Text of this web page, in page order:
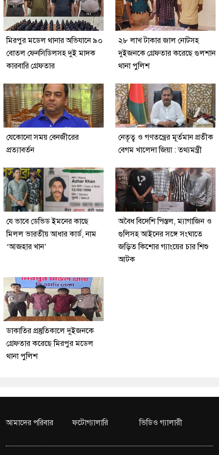
মিরপুর মডেল থানার অভিযানে ৯০
বোতল ফেনসিডিলসহ দুই মাদক
কারবারি গ্রেফতার
২৮ লাখ টাকার জাল নোটসহ
দুইজনকে গ্রেফতার করেছে গুলশান
থানা পুলিশ
যেকোনো সময় বেনজীরের
প্রত্যাবর্তন
নেতৃত্ব ও গণতন্ত্রের মূর্তমান প্রতীক
বেগম খালেদা জিয়া : তথ্যমন্ত্রী
যে ভাবে ডেভিড ইমনের কাছে
মিলল ভারতীয় আধার কার্ড, নাম
‘আজহার খান’
অবৈধ বিদেশি পিস্তল, ম্যাগাজিন ও
গুলিসহ আইনের সঙ্গে সংঘাতে
জড়িত কিশোর গ্যাংয়ের চার শিশু
আটক
ডাকাতির প্রস্তুতিকালে দুইজনকে
গ্রেফতার করেছে মিরপুর মডেল
থানা পুলিশ
আমাদের পরিবার ফটোগ্যালারি ভিডিও গ্যালারী